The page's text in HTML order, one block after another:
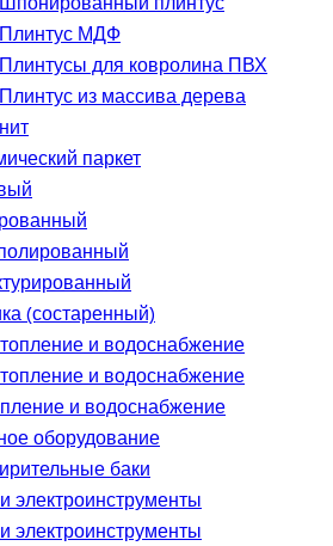
Плинтус МДФ
Плинтусы для ковролина ПВХ
Плинтус из массива дерева
паркет
(состаренный)
и водоснабжение
оборудование
баки